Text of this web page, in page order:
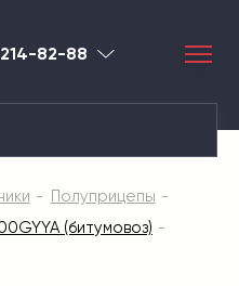
214-82-88 Красноярск
Полуприцепы
(битумовоз)